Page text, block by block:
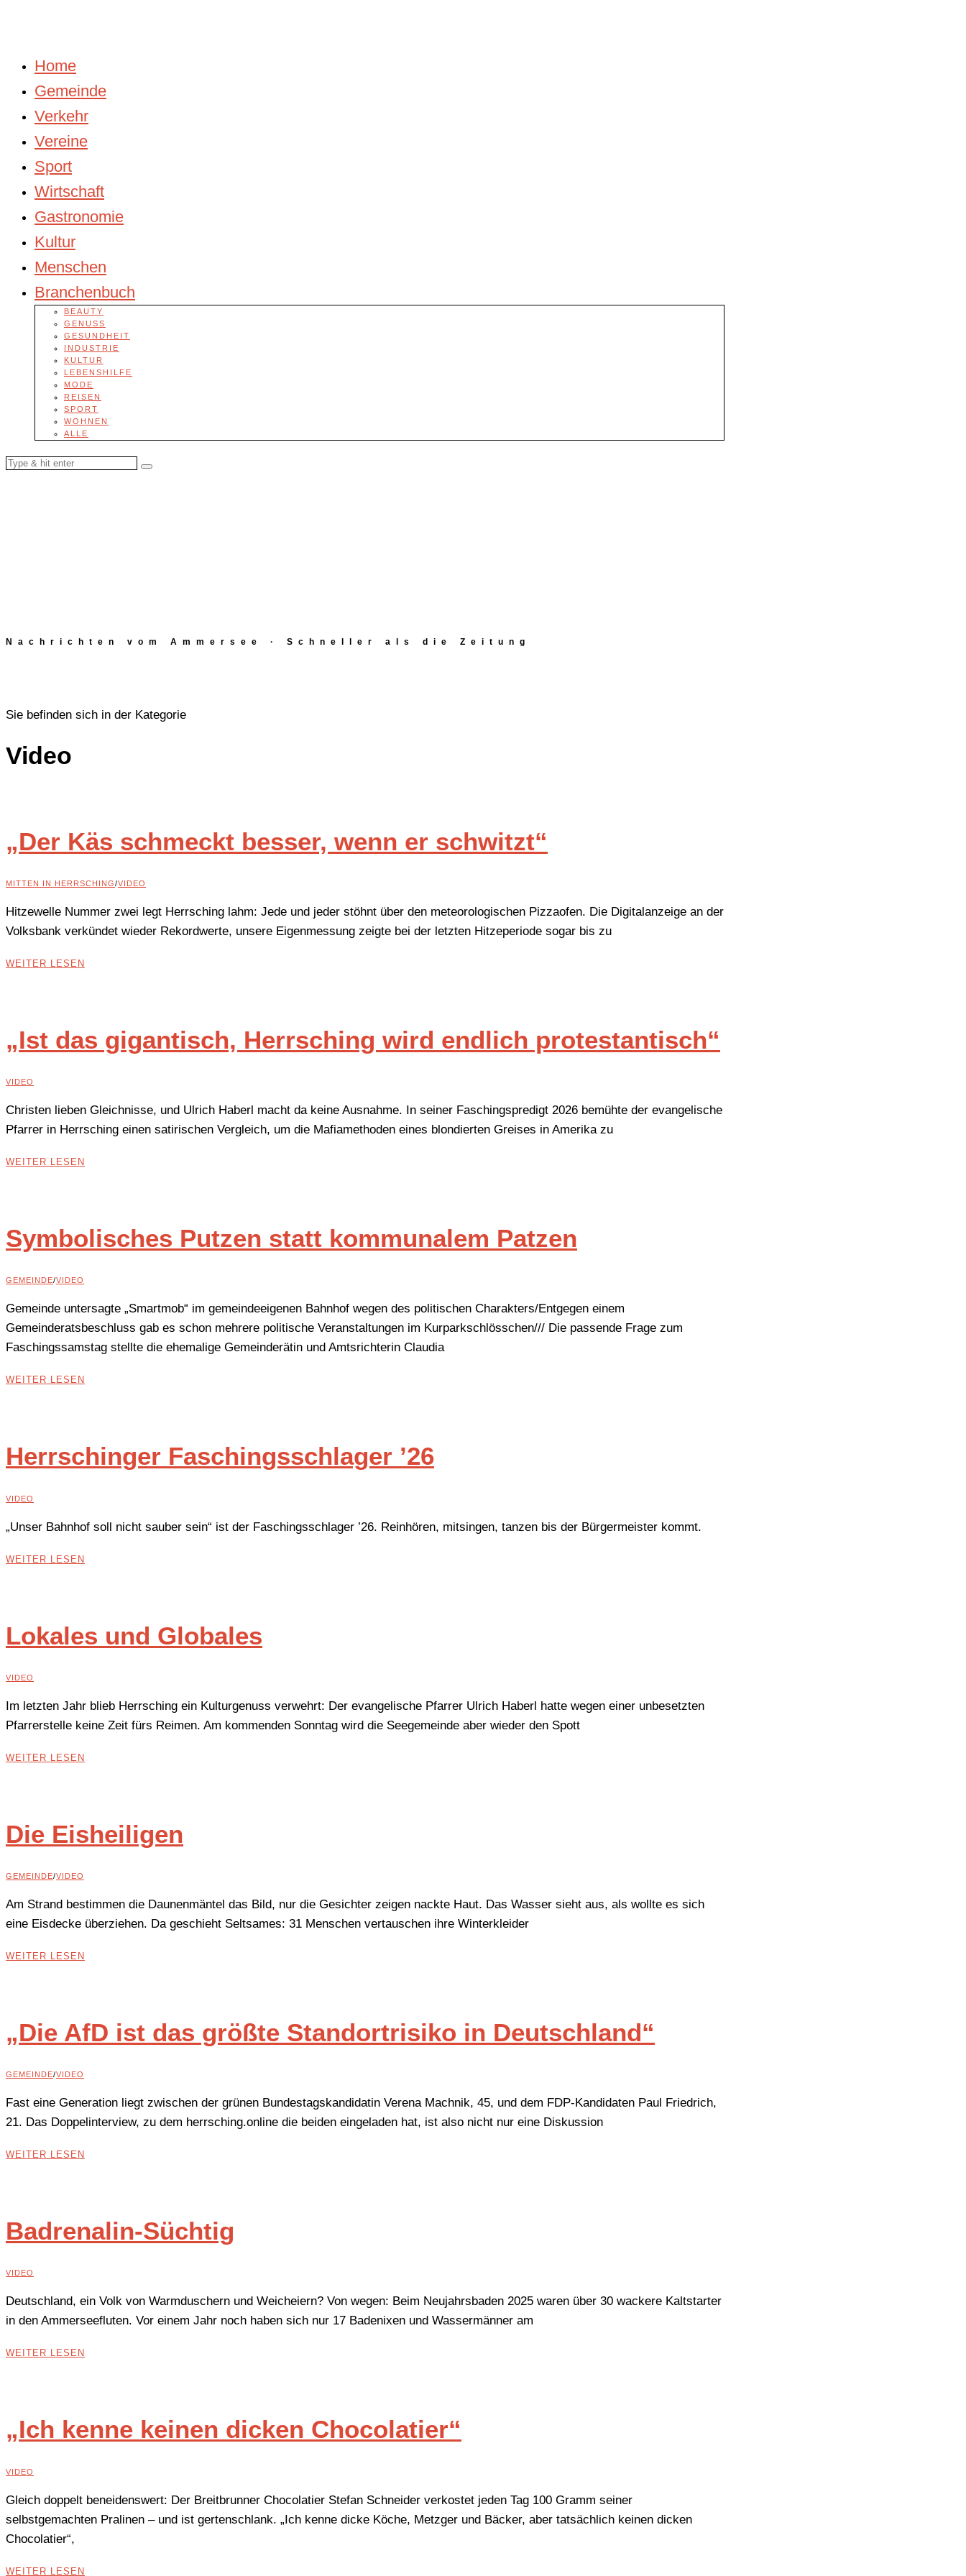
Home
Gemeinde
Verkehr
Vereine
Sport
Wirtschaft
Gastronomie
Kultur
Menschen
Branchenbuch
BEAUTY
GENUSS
GESUNDHEIT
INDUSTRIE
KULTUR
LEBENSHILFE
MODE
REISEN
SPORT
WOHNEN
ALLE
Nachrichten vom Ammersee · Schneller als die Zeitung
Sie befinden sich in der Kategorie
Video
„Der Käs schmeckt besser, wenn er schwitzt“
MITTEN IN HERRSCHING/VIDEO
Hitzewelle Nummer zwei legt Herrsching lahm: Jede und jeder stöhnt über den meteorologischen Pizzaofen. Die Digitalanzeige an der
Volksbank verkündet wieder Rekordwerte, unsere Eigenmessung zeigte bei der letzten Hitzeperiode sogar bis zu
WEITER LESEN
„Ist das gigantisch, Herrsching wird endlich protestantisch“
VIDEO
Christen lieben Gleichnisse, und Ulrich Haberl macht da keine Ausnahme. In seiner Faschingspredigt 2026 bemühte der evangelische
Pfarrer in Herrsching einen satirischen Vergleich, um die Mafiamethoden eines blondierten Greises in Amerika zu
WEITER LESEN
Symbolisches Putzen statt kommunalem Patzen
GEMEINDE/VIDEO
Gemeinde untersagte „Smartmob“ im gemeindeeigenen Bahnhof wegen des politischen Charakters/Entgegen einem
Gemeinderatsbeschluss gab es schon mehrere politische Veranstaltungen im Kurparkschlösschen/// Die passende Frage zum
Faschingssamstag stellte die ehemalige Gemeinderätin und Amtsrichterin Claudia
WEITER LESEN
Herrschinger Faschingsschlager ’26
VIDEO
„Unser Bahnhof soll nicht sauber sein“ ist der Faschingsschlager ’26. Reinhören, mitsingen, tanzen bis der Bürgermeister kommt.
WEITER LESEN
Lokales und Globales
VIDEO
Im letzten Jahr blieb Herrsching ein Kulturgenuss verwehrt: Der evangelische Pfarrer Ulrich Haberl hatte wegen einer unbesetzten
Pfarrerstelle keine Zeit fürs Reimen. Am kommenden Sonntag wird die Seegemeinde aber wieder den Spott
WEITER LESEN
Die Eisheiligen
GEMEINDE/VIDEO
Am Strand bestimmen die Daunenmäntel das Bild, nur die Gesichter zeigen nackte Haut. Das Wasser sieht aus, als wollte es sich
eine Eisdecke überziehen. Da geschieht Seltsames: 31 Menschen vertauschen ihre Winterkleider
WEITER LESEN
„Die AfD ist das größte Standortrisiko in Deutschland“
GEMEINDE/VIDEO
Fast eine Generation liegt zwischen der grünen Bundestagskandidatin Verena Machnik, 45, und dem FDP-Kandidaten Paul Friedrich,
21. Das Doppelinterview, zu dem herrsching.online die beiden eingeladen hat, ist also nicht nur eine Diskussion
WEITER LESEN
Badrenalin-Süchtig
VIDEO
Deutschland, ein Volk von Warmduschern und Weicheiern? Von wegen: Beim Neujahrsbaden 2025 waren über 30 wackere Kaltstarter
in den Ammerseefluten. Vor einem Jahr noch haben sich nur 17 Badenixen und Wassermänner am
WEITER LESEN
„Ich kenne keinen dicken Chocolatier“
VIDEO
Gleich doppelt beneidenswert: Der Breitbrunner Chocolatier Stefan Schneider verkostet jeden Tag 100 Gramm seiner
selbstgemachten Pralinen – und ist gertenschlank. „Ich kenne dicke Köche, Metzger und Bäcker, aber tatsächlich keinen dicken
Chocolatier“,
WEITER LESEN